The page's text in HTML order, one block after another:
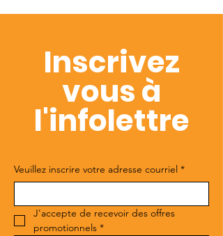
Inscrivez
vous à
l'infolettre
Veuillez inscrire votre adresse courriel *
J'accepte de recevoir des offres
promotionnels *